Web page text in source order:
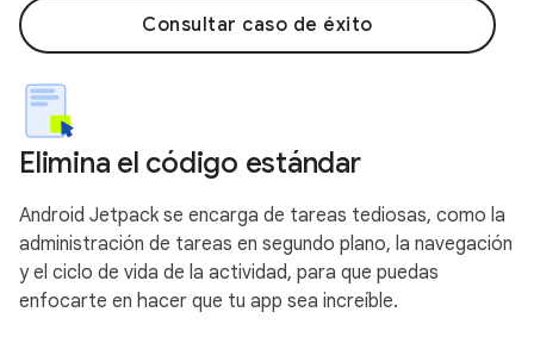
Consultar caso de éxito
Elimina el código estándar
Android Jetpack se encarga de tareas tediosas, como la
administración de tareas en segundo plano, la navegación
y el ciclo de vida de la actividad, para que puedas
enfocarte en hacer que tu app sea increíble.